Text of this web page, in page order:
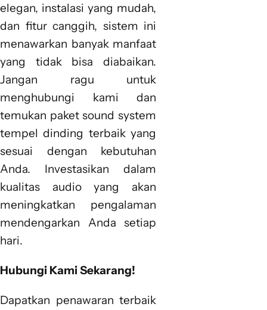
elegan, instalasi yang mudah,
dan fitur canggih, sistem ini
menawarkan banyak manfaat
yang tidak bisa diabaikan.
Jangan ragu untuk
menghubungi kami dan
temukan paket sound system
tempel dinding terbaik yang
sesuai dengan kebutuhan
Anda. Investasikan dalam
kualitas audio yang akan
meningkatkan pengalaman
mendengarkan Anda setiap
hari.
Hubungi Kami Sekarang!
Dapatkan penawaran terbaik